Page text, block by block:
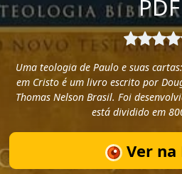
PDF
Uma teologia de Paulo e suas
em Cristo é um livro escrito por
Thomas Nelson Brasil. Foi
está dividido em
Ver na